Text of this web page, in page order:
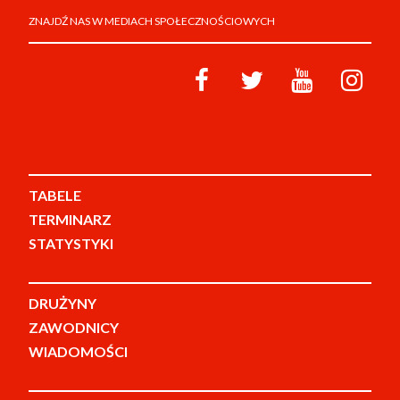
ZNAJDŹ NAS W MEDIACH SPOŁECZNOŚCIOWYCH
TABELE
TERMINARZ
STATYSTYKI
DRUŻYNY
ZAWODNICY
WIADOMOŚCI